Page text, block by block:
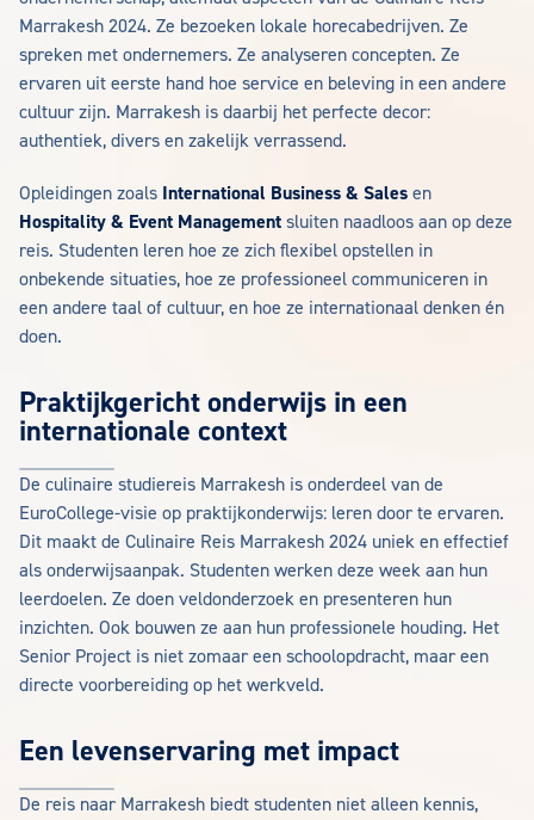
Marrakesh 2024. Ze bezoeken lokale horecabedrijven. Ze
spreken met ondernemers. Ze analyseren concepten. Ze
ervaren uit eerste hand hoe service en beleving in een andere
cultuur zijn. Marrakesh is daarbij het perfecte decor:
authentiek, divers en zakelijk verrassend.
Opleidingen zoals International Business & Sales en
Hospitality & Event Management sluiten naadloos aan op deze
reis. Studenten leren hoe ze zich flexibel opstellen in
onbekende situaties, hoe ze professioneel communiceren in
een andere taal of cultuur, en hoe ze internationaal denken én
doen.
Praktijkgericht onderwijs in een
internationale context
De culinaire studiereis Marrakesh is onderdeel van de
EuroCollege-visie op praktijkonderwijs: leren door te ervaren.
Dit maakt de Culinaire Reis Marrakesh 2024 uniek en effectief
als onderwijsaanpak. Studenten werken deze week aan hun
leerdoelen. Ze doen veldonderzoek en presenteren hun
inzichten. Ook bouwen ze aan hun professionele houding. Het
Senior Project is niet zomaar een schoolopdracht, maar een
directe voorbereiding op het werkveld.
Een levenservaring met impact
De reis naar Marrakesh biedt studenten niet alleen kennis,